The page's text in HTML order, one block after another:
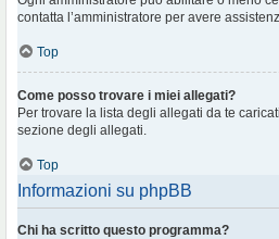
contatta l’amministratore per avere
Top
Come posso trovare i miei allegati?
Per trovare la lista degli allegati da te
sezione degli allegati.
Top
Informazioni su phpBB
Chi ha scritto questo programma?